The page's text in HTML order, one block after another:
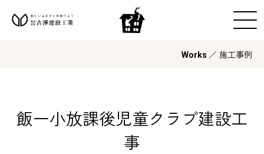
Works ／ 施工事例
飯一小放課後児童クラブ建設工
事